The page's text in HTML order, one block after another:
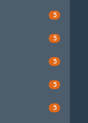
5
5
5
5
5